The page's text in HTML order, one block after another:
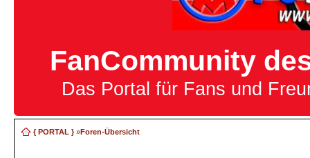
FanCommunity
Das Portal für Fans und
{ PORTAL }»Foren-Übersicht